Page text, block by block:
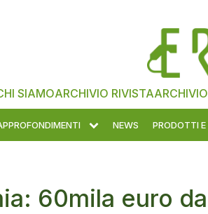
SIAMOARCHIVIO RIVISTA
NEWS PRODOTTI E
60mila euro